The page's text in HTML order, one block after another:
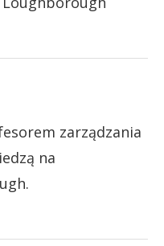
zarządzania
na